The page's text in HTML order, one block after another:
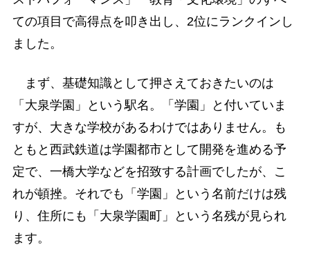
ての項目で高得点を叩き出し、2位にランクインし
ました。
まず、基礎知識として押さえておきたいのは
「大泉学園」という駅名。「学園」と付いていま
すが、大きな学校があるわけではありません。も
ともと西武鉄道は学園都市として開発を進める予
定で、一橋大学などを招致する計画でしたが、こ
れが頓挫。それでも「学園」という名前だけは残
り、住所にも「大泉学園町」という名残が見られ
ます。